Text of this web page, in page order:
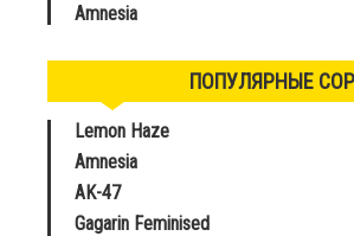
Amnesia
ПОПУЛЯРНЫЕ
Lemon Haze
Amnesia
AK-47
Gagarin Feminised